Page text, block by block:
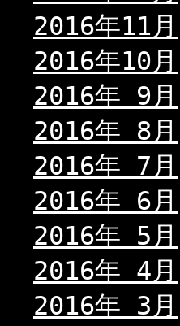
2016年11月
2016年10月
2016年 9月
2016年 8月
2016年 7月
2016年 6月
2016年 5月
2016年 4月
2016年 3月